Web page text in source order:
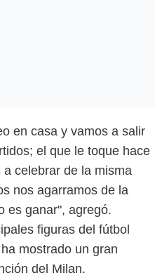
en casa y vamos a salir
el que le toque hace
celebrar de la misma
nos agarramos de la
es ganar", agregó.
figuras del fútbol
mostrado un gran
del Milan.